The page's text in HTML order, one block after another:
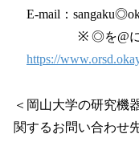
E-mail：
※ ◎を@に置
https://
＜岡山大学の研究機
関するお問い合わせ